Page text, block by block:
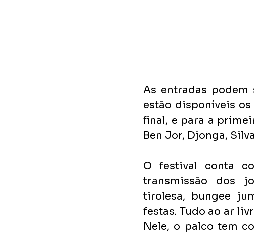
As entradas podem
estão disponíveis
final, e para a
Ben Jor, Djonga,
O festival conta
transmissão dos
tirolesa, bungee
festas. Tudo ao ar
Nele, o palco tem